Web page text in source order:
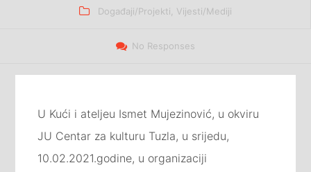
Categories
Događaji/Projekti Vijesti/Mediji
No Responses
U Kući i ateljeu Ismet Mujezinović, u okviru
JU Centar za kulturu Tuzla, u srijedu,
10.02.2021.godine, u organizaciji